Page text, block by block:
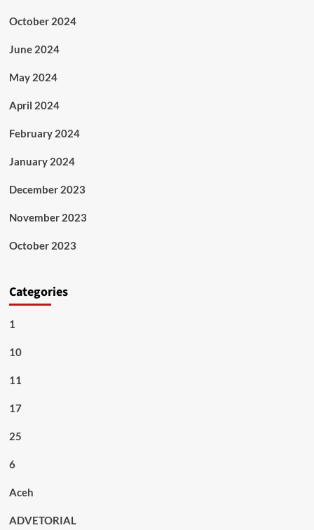
October 2024
June 2024
May 2024
April 2024
February 2024
January 2024
December 2023
November 2023
October 2023
Categories
1
10
11
17
25
6
Aceh
ADVETORIAL